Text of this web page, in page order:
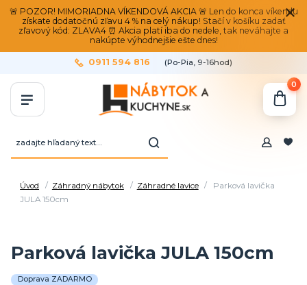
🚨 POZOR! MIMORIADNA VÍKENDOVÁ AKCIA 🚨 Len do konca víkendu
získate dodatočnú zľavu 4 % na celý nákup! Stačí v košíku zadať
zľavový kód: ZLAVA4 ⏰ Akcia platí iba do nedele, tak neváhajte a
nakúpte výhodnejšie ešte dnes!
0911 594 816 (Po-Pia, 9-16hod)
0
Úvod Záhradný nábytok Záhradné lavice
Parková lavička
JULA 150cm
Parková lavička JULA 150cm
Doprava ZADARMO